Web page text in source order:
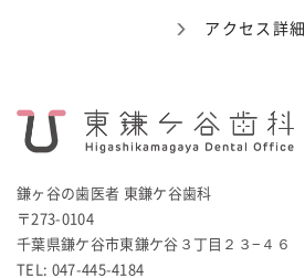
アクセス詳細
鎌ヶ谷の歯医者 東鎌ケ谷歯科
〒273-0104
千葉県鎌ケ谷市東鎌ケ谷３丁目２３−４６
TEL: 047-445-4184